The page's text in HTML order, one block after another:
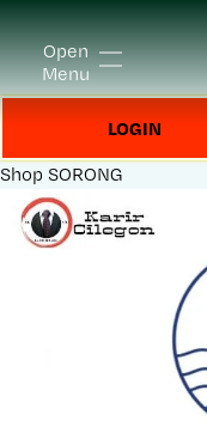
Open
Menu
LOGIN
Shop SORONG